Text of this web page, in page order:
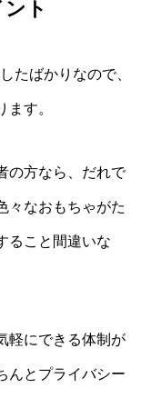
ト
たばかりなので、
す。
の方なら、だれで
々なおもちゃがた
ること間違いな
軽にできる体制が
んとプライバシー